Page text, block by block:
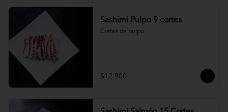
Sashimi Pulpo 9 cortes
Cortes de pulpo.
$12.900